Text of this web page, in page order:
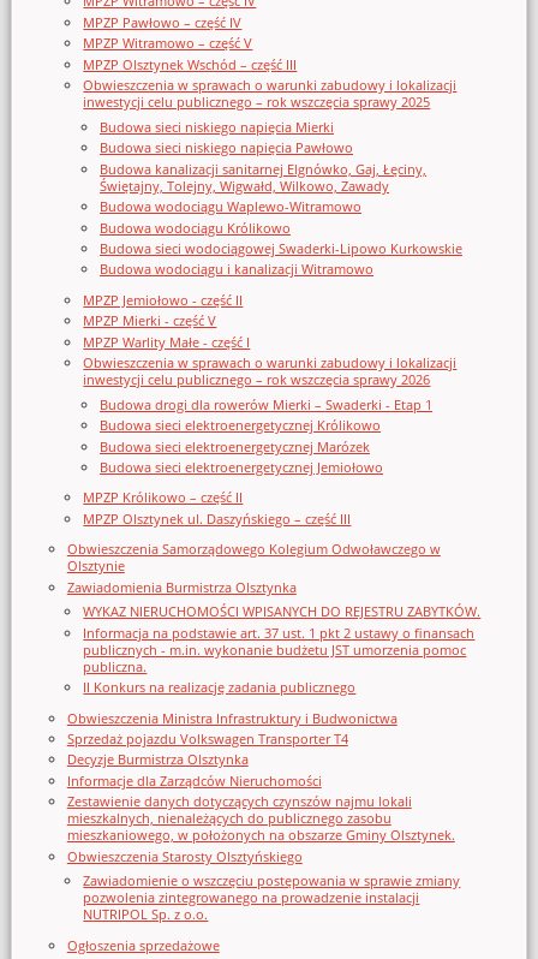
MPZP Pawłowo – część IV
MPZP Witramowo – część V
MPZP Olsztynek Wschód – część III
Obwieszczenia w sprawach o warunki zabudowy i lokalizacji
inwestycji celu publicznego – rok wszczęcia sprawy 2025
Budowa sieci niskiego napięcia Mierki
Budowa sieci niskiego napięcia Pawłowo
Budowa kanalizacji sanitarnej Elgnówko, Gaj, Łęciny,
Świętajny, Tolejny, Wigwałd, Wilkowo, Zawady
Budowa wodociągu Waplewo-Witramowo
Budowa wodociągu Królikowo
Budowa sieci wodociągowej Swaderki-Lipowo Kurkowskie
Budowa wodociągu i kanalizacji Witramowo
MPZP Jemiołowo - część II
MPZP Mierki - część V
MPZP Warlity Małe - część I
Obwieszczenia w sprawach o warunki zabudowy i lokalizacji
inwestycji celu publicznego – rok wszczęcia sprawy 2026
Budowa drogi dla rowerów Mierki – Swaderki - Etap 1
Budowa sieci elektroenergetycznej Królikowo
Budowa sieci elektroenergetycznej Marózek
Budowa sieci elektroenergetycznej Jemiołowo
MPZP Królikowo – część II
MPZP Olsztynek ul. Daszyńskiego – część III
Obwieszczenia Samorządowego Kolegium Odwoławczego w
Olsztynie
Zawiadomienia Burmistrza Olsztynka
WYKAZ NIERUCHOMOŚCI WPISANYCH DO REJESTRU ZABYTKÓW.
Informacja na podstawie art. 37 ust. 1 pkt 2 ustawy o finansach
publicznych - m.in. wykonanie budżetu JST umorzenia pomoc
publiczna.
II Konkurs na realizację zadania publicznego
Obwieszczenia Ministra Infrastruktury i Budwonictwa
Sprzedaż pojazdu Volkswagen Transporter T4
Decyzje Burmistrza Olsztynka
Informacje dla Zarządców Nieruchomości
Zestawienie danych dotyczących czynszów najmu lokali
mieszkalnych, nienależących do publicznego zasobu
mieszkaniowego, w położonych na obszarze Gminy Olsztynek.
Obwieszczenia Starosty Olsztyńskiego
Zawiadomienie o wszczęciu postępowania w sprawie zmiany
pozwolenia zintegrowanego na prowadzenie instalacji
NUTRIPOL Sp. z o.o.
Ogłoszenia sprzedażowe